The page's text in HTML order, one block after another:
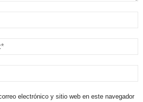
electrónico y sitio web en este navegador